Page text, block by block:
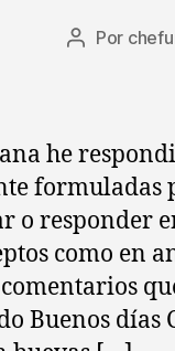
Autor
Por
he
formuladas
o responder
como en
Buenos